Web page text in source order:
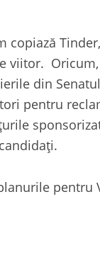
copiază
viitor.
din
pentru
pentru